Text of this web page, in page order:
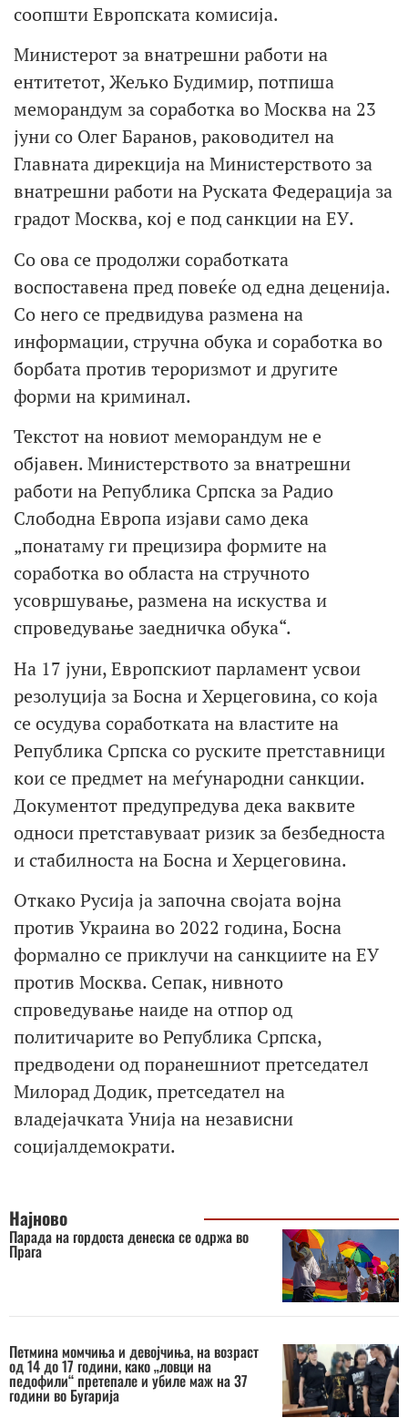
соопшти Европската комисија.
Министерот за внатрешни работи на
ентитетот, Жељко Будимир, потпиша
меморандум за соработка во Москва на 23
јуни со Олег Баранов, раководител на
Главната дирекција на Министерството за
внатрешни работи на Руската Федерација за
градот Москва, кој е под санкции на ЕУ.
Со ова се продолжи соработката
воспоставена пред повеќе од една деценија.
Со него се предвидува размена на
информации, стручна обука и соработка во
борбата против тероризмот и другите
форми на криминал.
Текстот на новиот меморандум не е
објавен. Министерството за внатрешни
работи на Република Српска за Радио
Слободна Европа изјави само дека
„понатаму ги прецизира формите на
соработка во областа на стручното
усовршување, размена на искуства и
спроведување заедничка обука“.
На 17 јуни, Европскиот парламент усвои
резолуција за Босна и Херцеговина, со која
се осудува соработката на властите на
Република Српска со руските претставници
кои се предмет на меѓународни санкции.
Документот предупредува дека ваквите
односи претставуваат ризик за безбедноста
и стабилноста на Босна и Херцеговина.
Откако Русија ја започна својата војна
против Украина во 2022 година, Босна
формално се приклучи на санкциите на ЕУ
против Москва. Сепак, нивното
спроведување наиде на отпор од
политичарите во Република Српска,
предводени од поранешниот претседател
Милорад Додик, претседател на
владејачката Унија на независни
социјалдемократи.
Најново
Парада на гордоста денеска се одржа во
Прага
Петмина момчиња и девојчиња, на возраст
од 14 до 17 години, како „ловци на
педофили“ претепале и убиле маж на 37
години во Бугарија